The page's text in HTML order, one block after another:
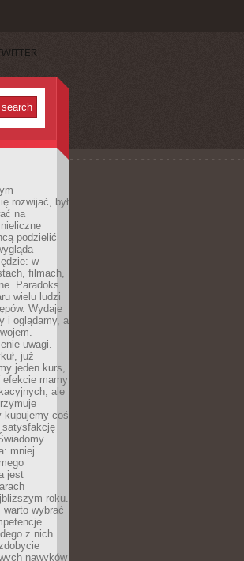
TWITTER
rozwijać, był
na
podzielić
w
filmach,
Paradoks
wielu ludzi
Wydaje
i oglądamy, a
uwagi.
już
jeden kurs,
efekcie mamy
ale
kupujemy coś
satysfakcję
mniej
jest
roku.
warto wybrać
z nich
nawyków